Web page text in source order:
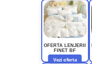
OFERTA LENJERII
FINET BF
Vezi oferta